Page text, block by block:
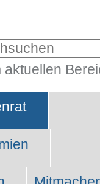
aktuellen